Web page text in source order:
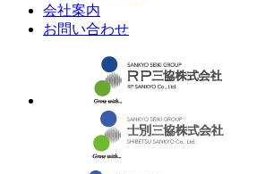
会社案内
お問い合わせ